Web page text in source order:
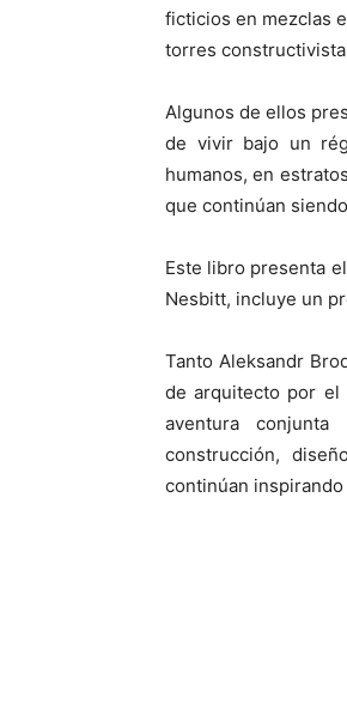
ficticios en mezclas
torres
Algunos de ellos
de vivir bajo un
humanos, en
que continúan
Este libro presenta
Nesbitt, incluye un
Tanto Aleksandr
de arquitecto por el
aventura
construcción,
continúan